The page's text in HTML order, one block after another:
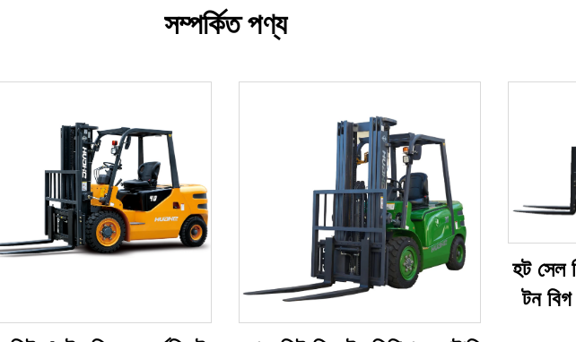
সম্পর্কিত পণ্য
হট সেল
টন